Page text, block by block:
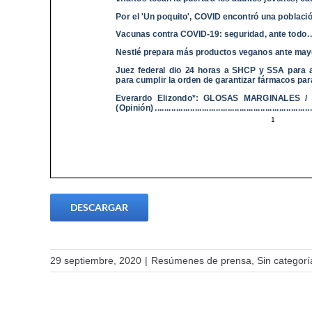
DESCARGAR
29 septiembre, 2020 | Resúmenes de prensa Sin